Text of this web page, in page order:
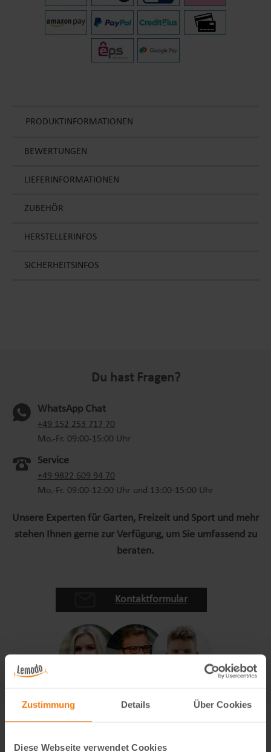
Zustimmung Details Über Cookies
Diese Webseite verwendet Cookies
PRODUKTINFORMATIONEN
BEWERTUNGEN
LIEFERINFORMATIONEN
ZUBEHÖR
HERSTELLERINFOS
SICHERHEITSINFOS
Du hast Fragen?
WhatsApp Chat
+49 152 253 717 70
Mo.-Fr. 09:00-15:00 Uhr
Service
+49 9822 609 94 70
Mo.-Fr. 09:00-12:00 Uhr und 13:00-15:00 Uhr
Unsere Experten für Garten, Freizeit und Sport und mehr
stehen Ihnen gerne zur Verfügung, um Sie umfassend zu
beraten.
Kontaktformular